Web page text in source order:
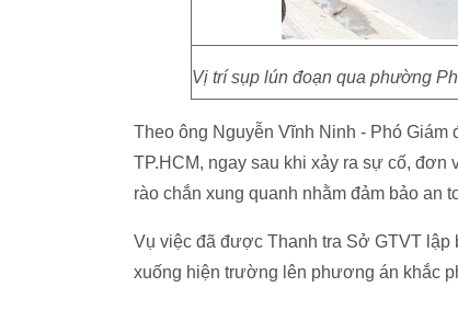
Vị trí sụp lún đoạn qua phường
Theo ông Nguyễn Vĩnh Ninh - Phó
TP.HCM, ngay sau khi xảy ra sự cố,
rào chắn xung quanh nhằm đảm bảo an
Vụ việc đã được Thanh tra Sở GTVT
xuống hiện trường lên phương án khắc